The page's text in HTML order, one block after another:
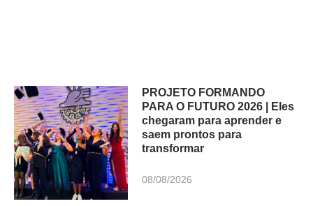
PROJETO FORMANDO
PARA O FUTURO 2026 | Eles
chegaram para aprender e
saem prontos para
transformar
08/08/2026